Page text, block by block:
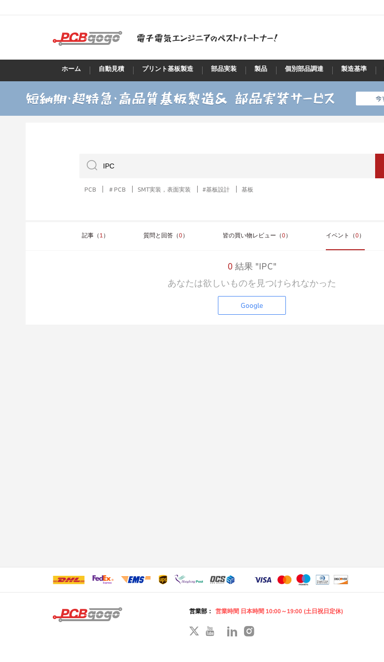
ホーム 自動見積 プリント基板製造 部品実装 製品 個別部品調達 製造基準
PCB ＃PCB SMT実装，表面実装 #基板設計 基板
記事（1） 質問と回答（0） 皆の買い物レビュー（0） イベント（0）
0 結果 "IPC"
あなたは欲しいものを見つけられなかった
Google
営業部： 営業時間 日本時間 10:00～19:00 (土日祝日定休)